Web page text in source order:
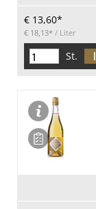
€ 13,60*
€ 18,13* / Liter
St.